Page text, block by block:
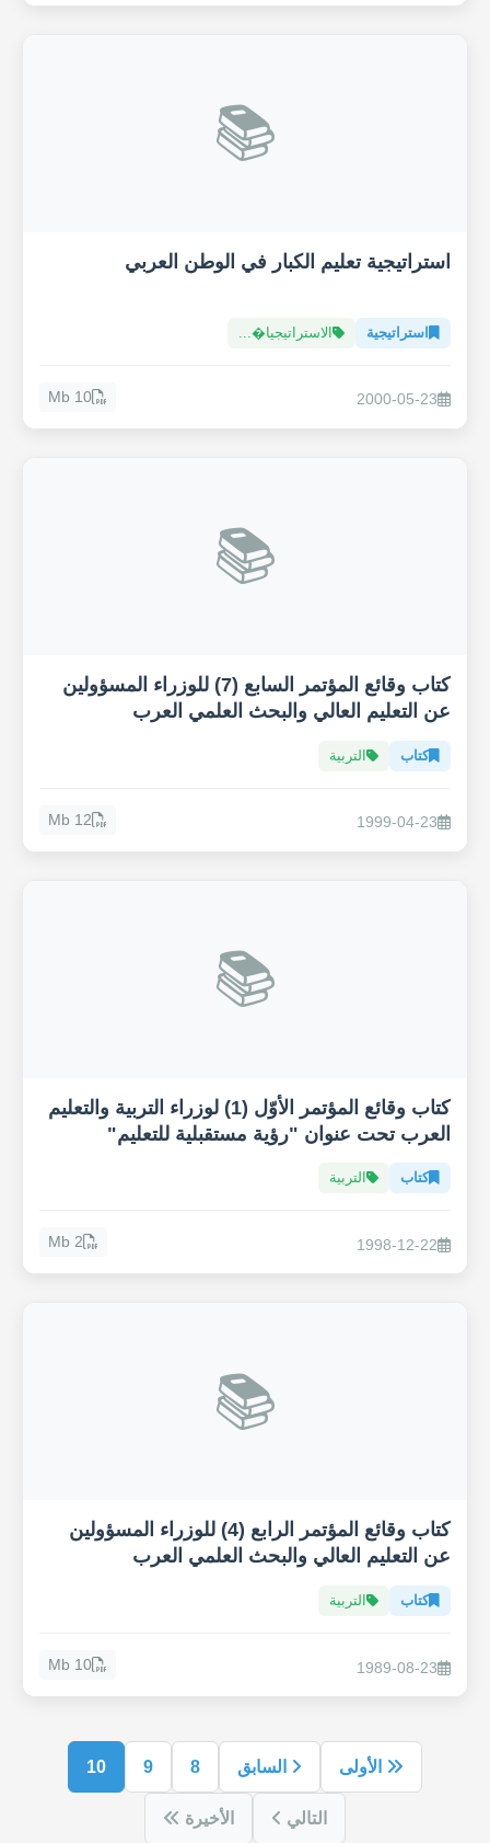
📚
استراتيجية تعليم الكبار في الوطن العربي
استراتيجية الاستراتيجيا�...
2000-05-23
10 Mb
📚
كتاب وقائع المؤتمر السابع (7) للوزراء المسؤولين
عن التعليم العالي والبحث العلمي العرب
كتاب التربية
1999-04-23
12 Mb
📚
كتاب وقائع المؤتمر الأوّل (1) لوزراء التربية والتعليم
العرب تحت عنوان "رؤية مستقبلية للتعليم"
كتاب التربية
1998-12-22
2 Mb
📚
كتاب وقائع المؤتمر الرابع (4) للوزراء المسؤولين
عن التعليم العالي والبحث العلمي العرب
كتاب التربية
1989-08-23
10 Mb
الأولى السابق 8
9
10
التالي الأخيرة